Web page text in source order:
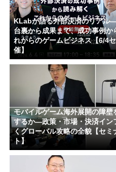
KLabが語る外部決済のリア
台裏から成果まで、成功事例か
れからのゲームビジネス【6/4
催】
モバイルゲーム海外展開の障壁
するか―政策・市場・決済イン
くグローバル攻略の全貌【セミ
ト】